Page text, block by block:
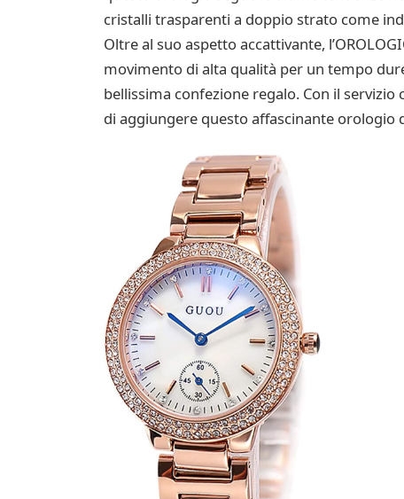
cristalli trasparenti a doppio strato come
Oltre al suo aspetto accattivante,
movimento di alta qualità per un tempo
bellissima confezione regalo. Con il servizio
di aggiungere questo affascinante orologio